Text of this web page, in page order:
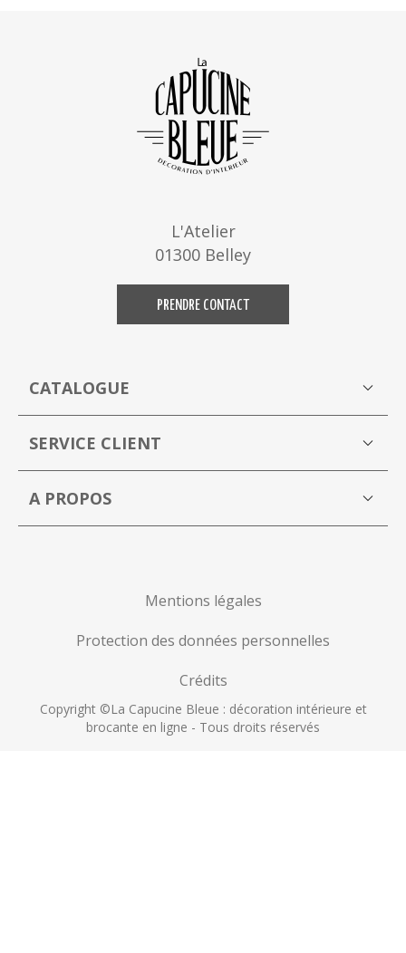
CATALOGUE
Boutique
SERVICE CLIENT
Mon compte
A PROPOS
L'Atelier
01300 Belley
PRENDRE CONTACT
Mentions légales
Protection des données personnelles
Crédits
Copyright ©La Capucine Bleue : décoration intérieure et
brocante en ligne - Tous droits réservés